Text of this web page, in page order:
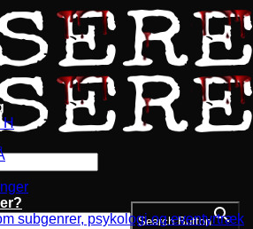
Search Button
H
subgenrer, psykologi og eventyrtræk